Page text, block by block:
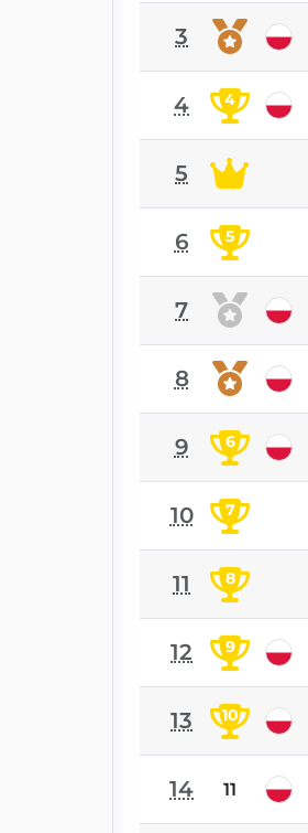
3
4 4
5
6 5
7
8
9 6
10 7
11 8
12 9
13 10
14 11